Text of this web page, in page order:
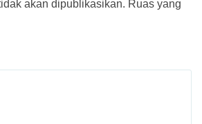
akan dipublikasikan. Ruas yang